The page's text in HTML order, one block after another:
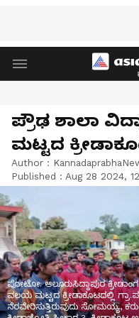
ಪ್ರೌಢ ಶಾಲಾ
ಮಟ್ಟದ
Author :
Published : Aug 28 2024,
ಪೋಟೋ: ಆಲೂರುಸಿದ್ದಾಪುರ
ವಲಯ ಮಟ್ಟದ ಕ್ರೀಡಾಕೂಟದಲ್ಲಿ
ನೆರವೇರಿಸುತ್ತಿರುವುದು ಸೋಮಯ್ಯ,